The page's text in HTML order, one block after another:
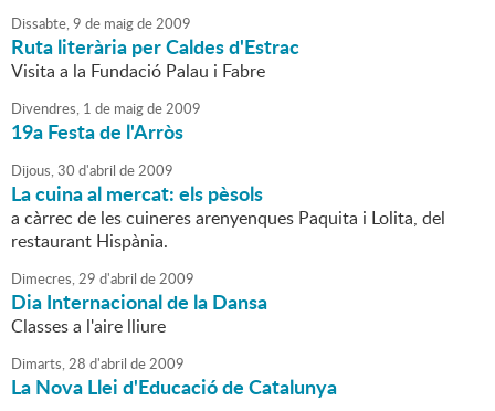
Dissabte,9 de maigde2009
Ruta literària per Caldes d'Estrac
Visita a la Fundació Palau i Fabre
Divendres, 1 de maigde2009
19a Festa de l'Arròs
Dijous,30 d'abril de2009
La cuina al mercat: els pèsols
a càrrec de les cuineres arenyenques Paquita i Lolita, del
restaurant Hispània.
Dimecres,29 d'abril de2009
Dia Internacional de la Dansa
Classes a l'aire lliure
Dimarts,28 d'abril de2009
La Nova Llei d'Educació de Catalunya